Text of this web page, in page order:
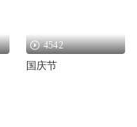
4542
国庆节